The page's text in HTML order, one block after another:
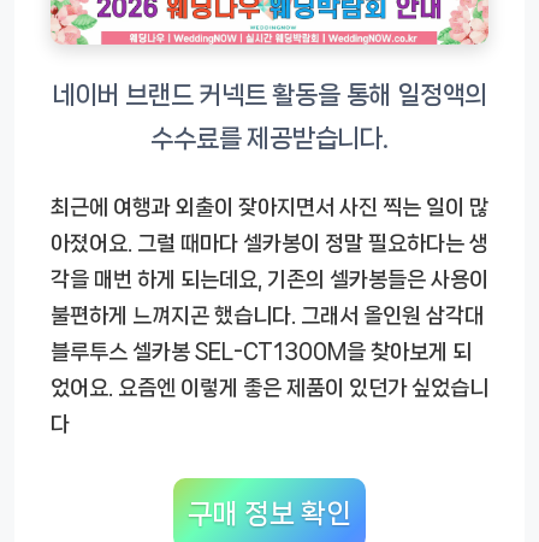
최근에 여행과 외출이 잦아지면서 사진 찍는 일이 많
아졌어요. 그럴 때마다 셀카봉이 정말 필요하다는 생
각을 매번 하게 되는데요, 기존의 셀카봉들은 사용이
불편하게 느껴지곤 했습니다. 그래서 올인원 삼각대
블루투스 셀카봉 SEL-CT1300M을 찾아보게 되
었어요. 요즘엔 이렇게 좋은 제품이 있던가 싶었습니
다
구매 정보 확인